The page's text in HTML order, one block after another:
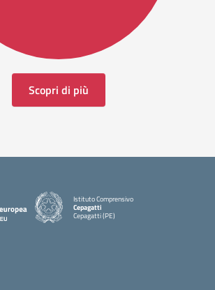
Scopri di più
Istituto Comprensivo
Cepagatti
Cepagatti (PE)
— Visita la pagina iniziale della scuola